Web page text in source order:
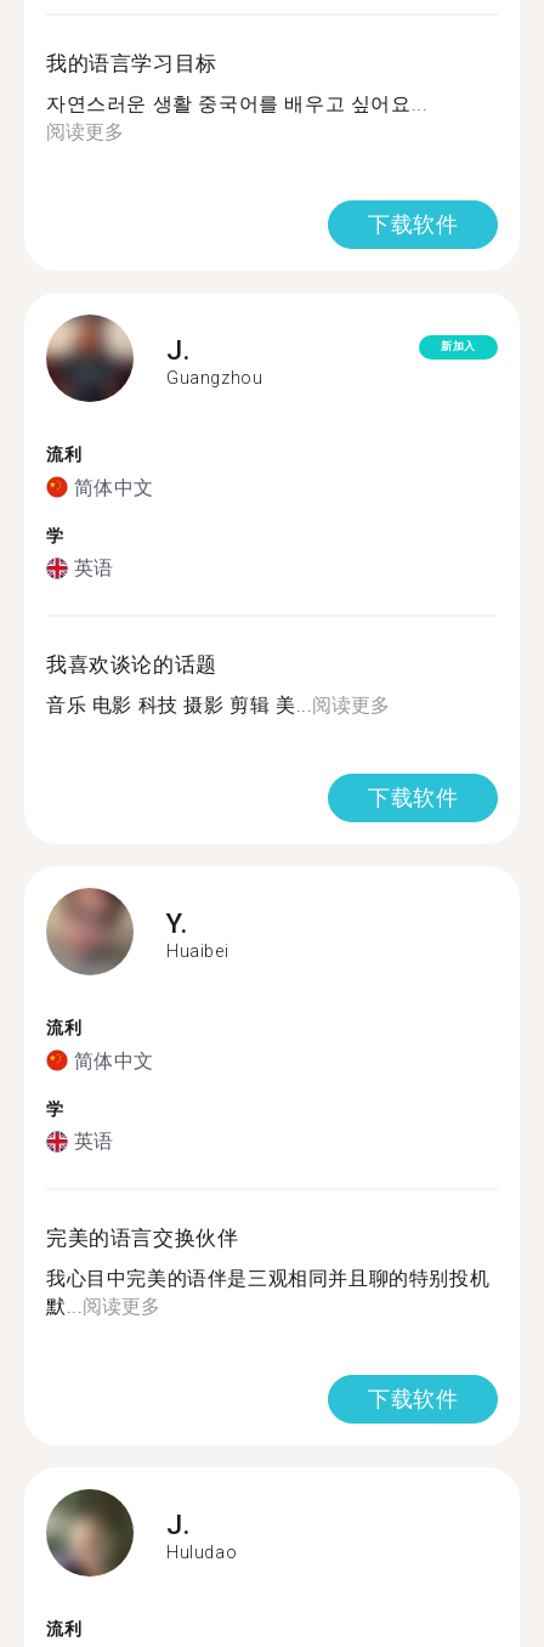
我的语言学习目标
자연스러운 생활 중국어를 배우고 싶어요...
阅读更多
下载软件
J.
Guangzhou
新加入
流利
简体中文
学
英语
我喜欢谈论的话题
音乐 电影 科技 摄影 剪辑 美...阅读更多
下载软件
Y.
Huaibei
流利
简体中文
学
英语
完美的语言交换伙伴
我心目中完美的语伴是三观相同并且聊的特别投机
默...阅读更多
下载软件
J.
Huludao
流利